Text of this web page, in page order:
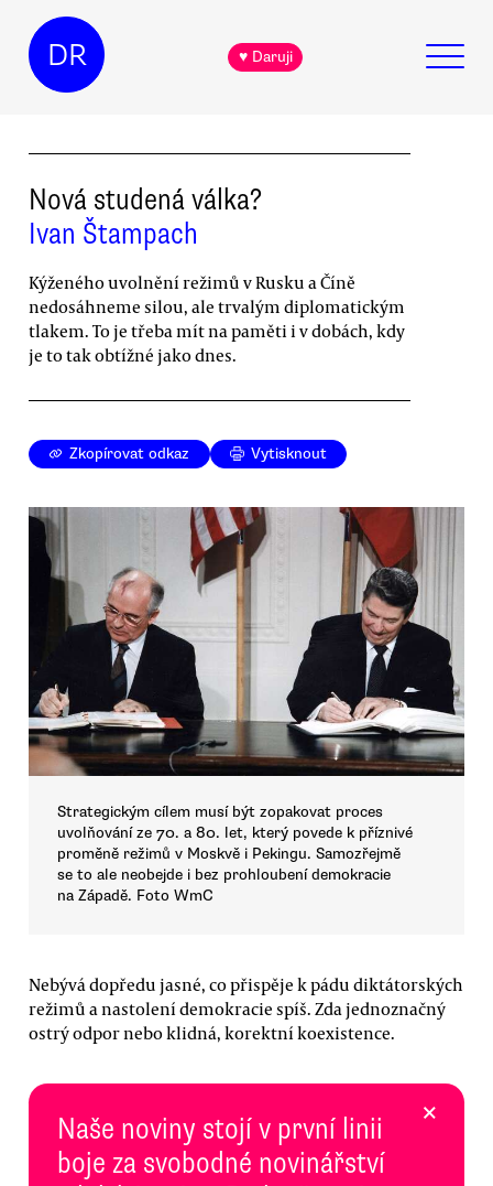
DR ♥ Daruji
Nová studená válka?
Ivan Štampach
Kýženého uvolnění režimů v Rusku a Číně
nedosáhneme silou, ale trvalým diplomatickým
tlakem. To je třeba mít na paměti i v dobách, kdy
je to tak obtížné jako dnes.
Zkopírovat odkaz Vytisknout
Strategickým cílem musí být zopakovat proces
uvolňování ze 70. a 80. let, který povede k příznivé
proměně režimů v Moskvě i Pekingu. Samozřejmě
se to ale neobejde i bez prohloubení demokracie
na Západě. Foto WmC
Nebývá dopředu jasné, co přispěje k pádu diktátorských
režimů a nastolení demokracie spíš. Zda jednoznačný
ostrý odpor nebo klidná, korektní koexistence.
Naše noviny stojí v první linii
boje za svobodné novinářství
×